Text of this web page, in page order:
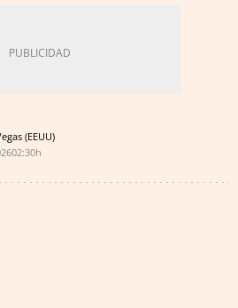
(EEUU)
02:30h